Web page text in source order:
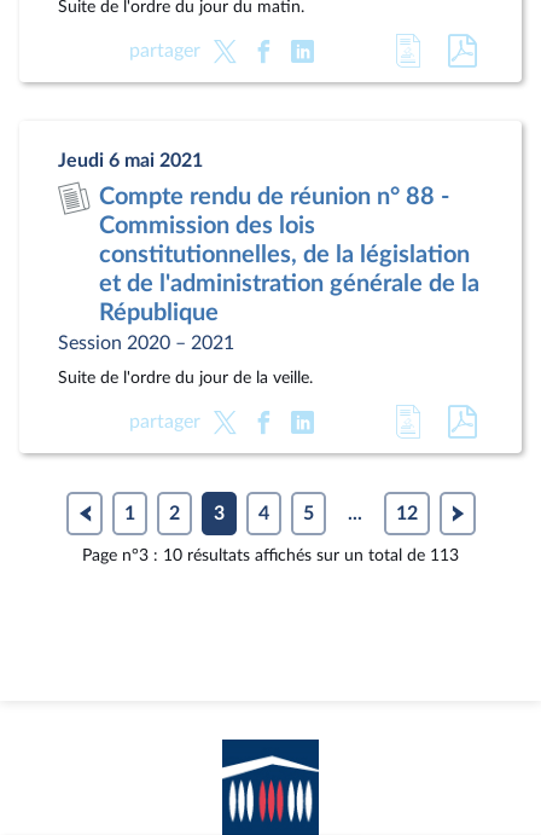
Suite de l'ordre du jour du matin.
partager
Accéder
à
document
au
pdf
Jeudi 6 mai 2021
Compte rendu de réunion n° 88 -
Commission des lois
constitutionnelles, de la législation
et de l'administration générale de la
République
Session 2020 – 2021
Suite de l'ordre du jour de la veille.
partager
Accéder
à
page
du
au
au
format
1 2 3 4 5 ... 12
Page n°3 : 10 résultats affichés sur un total de 113